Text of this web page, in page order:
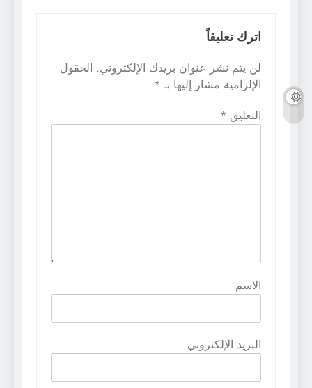
اترك تعليقاً
لن يتم نشر عنوان بريدك الإلكتروني. الحقول
الإلزامية مشار إليها بـ *
التعليق *
الاسم
البريد الإلكتروني